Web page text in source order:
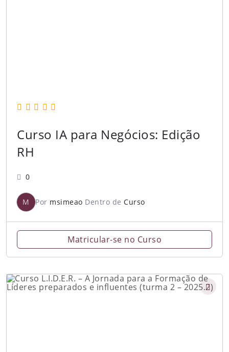
Curso IA para Negócios: Edição
RH
0
M Por msimeao Dentro de Curso
Matricular-se no Curso